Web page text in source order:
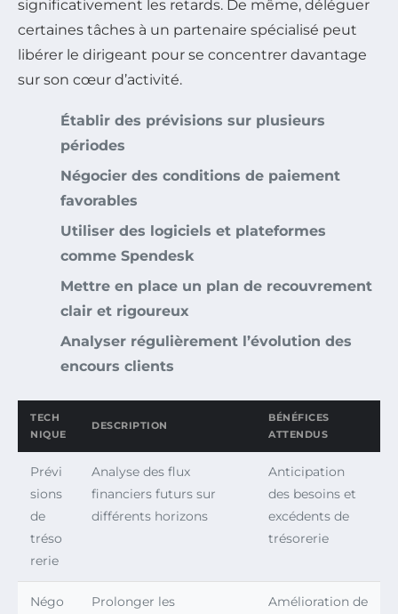
significativement les retards. De même, déléguer
certaines tâches à un partenaire spécialisé peut
libérer le dirigeant pour se concentrer davantage
sur son cœur d’activité.
Établir des prévisions sur plusieurs
périodes
Négocier des conditions de paiement
favorables
Utiliser des logiciels et plateformes
comme Spendesk
Mettre en place un plan de recouvrement
clair et rigoureux
Analyser régulièrement l’évolution des
encours clients
TECH
NIQUE
DESCRIPTION
BÉNÉFICES
ATTENDUS
Prévi
sions
de
tréso
rerie
Analyse des flux
financiers futurs sur
différents horizons
Anticipation
des besoins et
excédents de
trésorerie
Négo
Prolonger les
Amélioration de